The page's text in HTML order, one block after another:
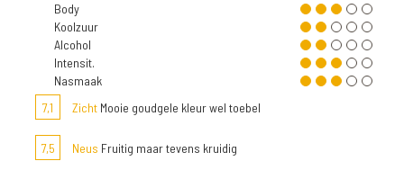
Body
Koolzuur
Alcohol
Intensit.
Nasmaak
7,1
Zicht Mooie goudgele kleur wel toebel
7,5 Neus Fruitig maar tevens kruidig